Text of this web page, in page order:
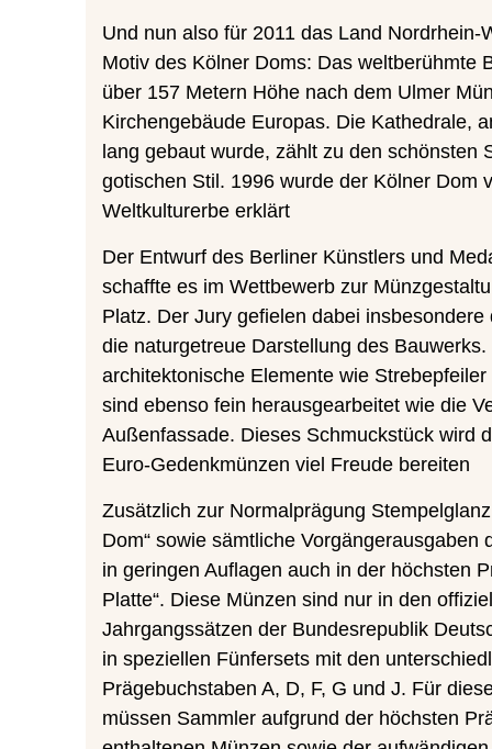
Und nun also für 2011 das Land Nordrhein-
Motiv des Kölner Doms: Das weltberühmte
über 157 Metern Höhe nach dem Ulmer
Kirchengebäude Europas. Die Kathedrale,
lang gebaut wurde, zählt zu den schönsten
gotischen Stil. 1996 wurde der Kölner Dom
Weltkulturerbe erklärt
Der Entwurf des Berliner Künstlers und
schaffte es im Wettbewerb zur
Platz. Der Jury gefielen dabei
die naturgetreue Darstellung des
architektonische Elemente wie
sind ebenso fein herausgearbeitet wie die
Außenfassade. Dieses Schmuckstück wird
Euro-Gedenkmünzen viel Freude bereiten
Zusätzlich zur Normalprägung
Dom“ sowie sämtliche Vorgängerausgaben
in geringen Auflagen auch in der höchsten
Platte“. Diese Münzen sind nur in den
Jahrgangssätzen der Bundesrepublik
in speziellen Fünfersets mit den
Prägebuchstaben A, D, F, G und J. Für
müssen Sammler aufgrund der höchsten